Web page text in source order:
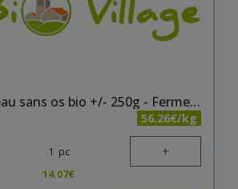
Epaule d'agneau sans os bio +/- 250g - Ferme des noyers
56.26€/kg
1 pc +
14.07€